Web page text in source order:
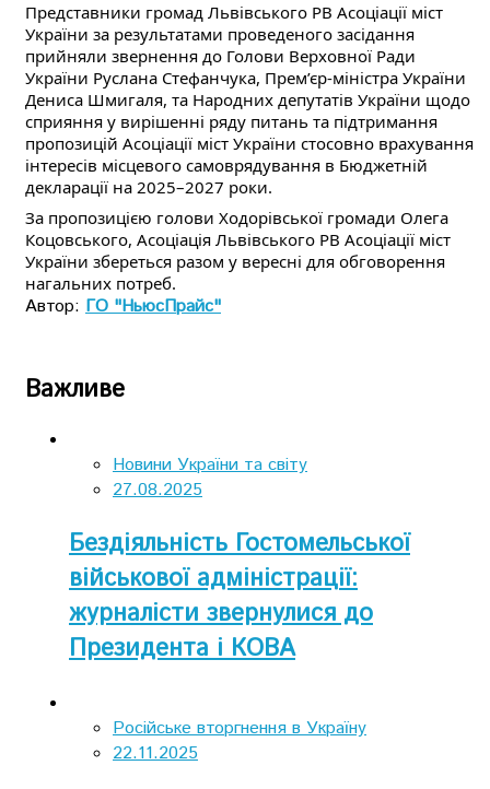
Представники громад Львівського РВ Асоціації міст
України за результатами проведеного засідання
прийняли звернення до Голови Верховної Ради
України Руслана Стефанчука, Прем’єр-міністра України
Дениса Шмигаля, та Народних депутатів України щодо
сприяння у вирішенні ряду питань та підтримання
пропозицій Асоціації міст України стосовно врахування
інтересів місцевого самоврядування в Бюджетній
декларації на 2025–2027 роки.
За пропозицією голови Ходорівської громади Олега
Коцовського, Асоціація Львівського РВ Асоціації міст
України збереться разом у вересні для обговорення
нагальних потреб.
Автор: ГО "НьюсПрайс"
Важливе
Новини України та світу
27.08.2025
Бездіяльність Гостомельської
військової адміністрації:
журналісти звернулися до
Президента і КОВА
Російське вторгнення в Україну
22.11.2025